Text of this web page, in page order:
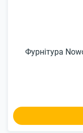
Фурнітура